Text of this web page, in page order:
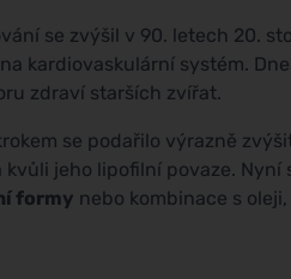
se zvýšil v 90. letech 20.
kardiovaskulární systém.
zdraví starších zvířat.
se podařilo výrazně
jeho lipofilní povaze.
formy nebo kombinace s